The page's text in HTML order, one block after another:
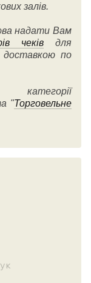
залів.
надати Вам
чеків для
доставкою по
"Торговельне